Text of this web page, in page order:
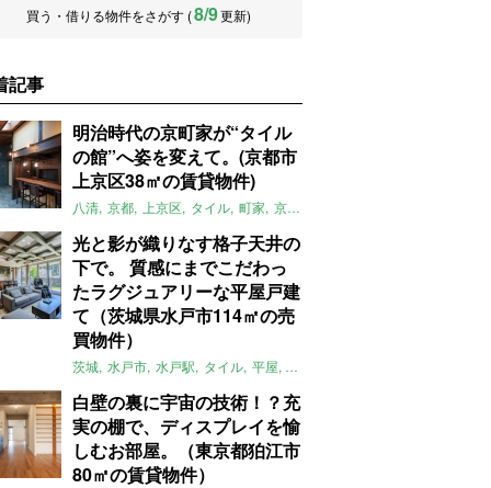
買う・借りる物件をさがす (8/9更新)
記事
明治時代の京町家が“タイル
の館”へ姿を変えて。(京都市
上京区38㎡の賃貸物件)
八清 京都 上京区 タイル 町家 京町家
光と影が織りなす格子天井の
下で。 質感にまでこだわっ
たラグジュアリーな平屋戸建
て（茨城県水戸市114㎡の売
買物件）
茨城 水戸市 水戸駅 タイル 平屋 一軒家
白壁の裏に宇宙の技術！？充
実の棚で、ディスプレイを愉
しむお部屋。（東京都狛江市
80㎡の賃貸物件）